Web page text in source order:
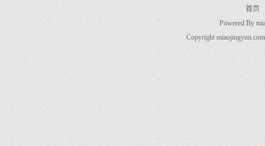
首页
Powered By
Copyright